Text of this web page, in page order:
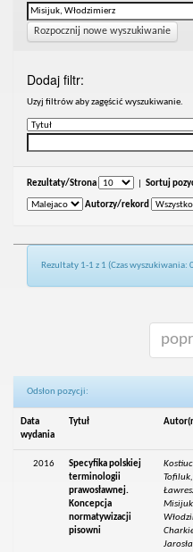
Rozpocznij nowe wyszukiwanie
Dodaj filtr:
Uzyj filtrów aby zagęścić wyszukiwanie.
Rezultaty/Strona Sortuj
Autorzy/rekord
Rezultaty 1-1 z 1 (Czas wyszukiwania:
Odsłon pozycji:
Data
wydania
Tytuł
2016
Specyfika polskiej
terminologii
prawosławnej.
Koncepcja
normatywizacji
pisowni